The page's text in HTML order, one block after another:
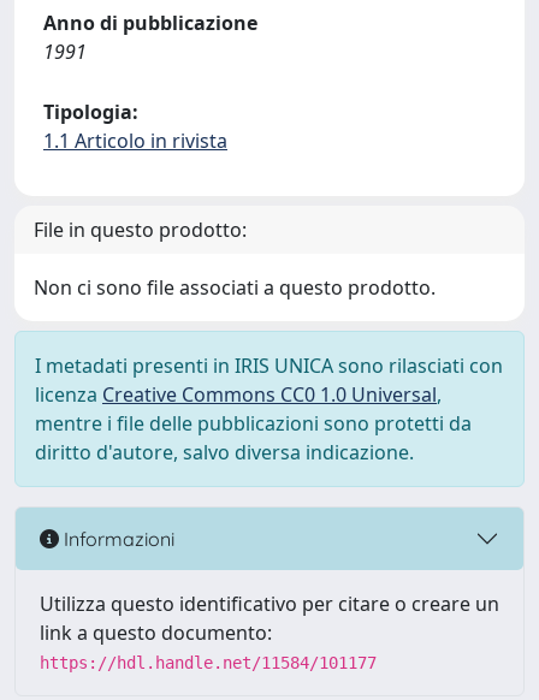
Anno di pubblicazione
1991
Tipologia:
1.1 Articolo in rivista
File in questo prodotto:
Non ci sono file associati a questo prodotto.
I metadati presenti in IRIS UNICA sono rilasciati con
licenza Creative Commons CC0 1.0 Universal,
mentre i file delle pubblicazioni sono protetti da
diritto d'autore, salvo diversa indicazione.
Informazioni
Utilizza questo identificativo per citare o creare un
link a questo documento:
https://hdl.handle.net/11584/101177